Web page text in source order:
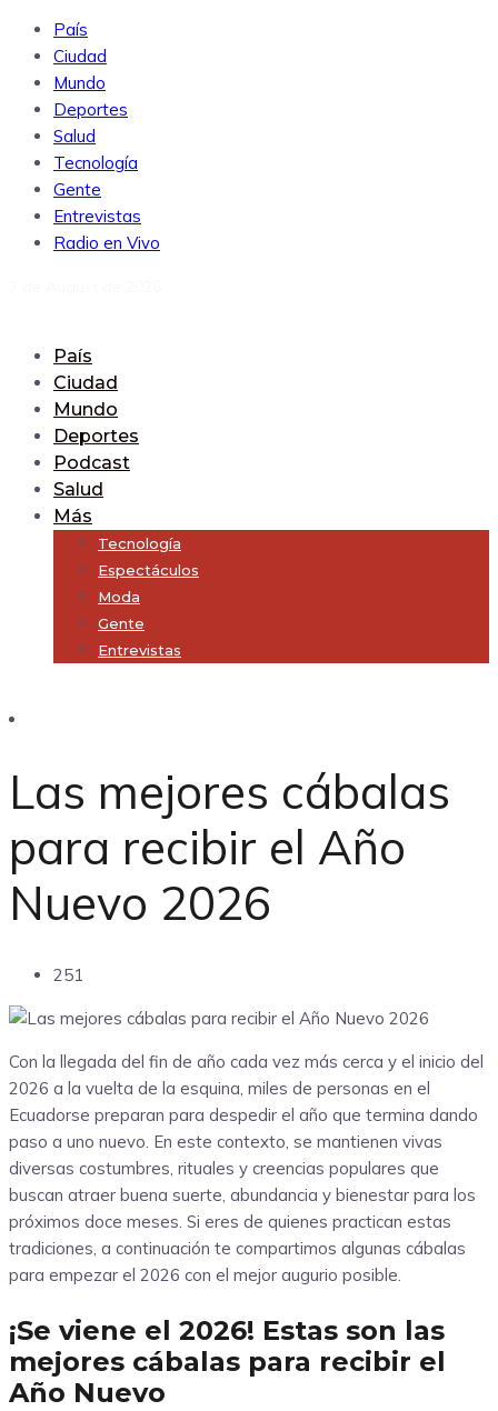
País
Ciudad
Mundo
Deportes
Salud
Tecnología
Gente
Entrevistas
Radio en Vivo
País
Ciudad
Mundo
Deportes
Podcast
Salud
Más
Tecnología
Espectáculos
Moda
Gente
Entrevistas
Las mejores cábalas
para recibir el Año
Nuevo 2026
251
Con la llegada del fin de año cada vez más cerca y el inicio del
2026 a la vuelta de la esquina, miles de personas en el
Ecuadorse preparan para despedir el año que termina dando
paso a uno nuevo. En este contexto, se mantienen vivas
diversas costumbres, rituales y creencias populares que
buscan atraer buena suerte, abundancia y bienestar para los
próximos doce meses. Si eres de quienes practican estas
tradiciones, a continuación te compartimos algunas cábalas
para empezar el 2026 con el mejor augurio posible.
¡Se viene el 2026! Estas son las
mejores cábalas para recibir el
Año Nuevo